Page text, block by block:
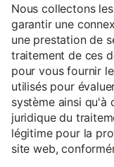
Nous collectons
garantir une
une prestation de
traitement de ces
pour vous fournir
utilisés pour
système ainsi qu'à
juridique du
légitime pour la
site web,